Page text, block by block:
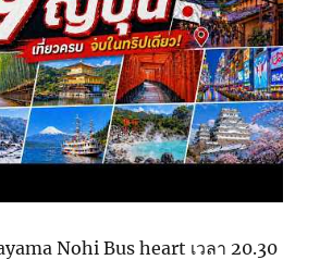
Nohi Bus heart เวลา 20.30